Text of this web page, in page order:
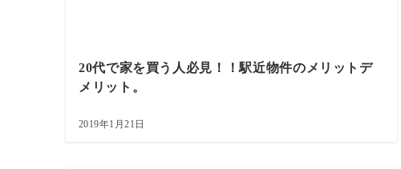
20代で家を買う人必見！！駅近物件のメリットデ
メリット。
2019年1月21日